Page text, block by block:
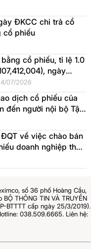
ĐKCC chi trả cổ
cổ phiếu
cổ phiếu, tỉ lệ 1.0
ngày
ngày thực hiện
07/2026
dịch cổ phiếu của
đến người nội bộ Tập
về việc chào bán
doanh nghiệp theo
số 36 phố Hoàng Cầu,
THÔNG TIN VÀ TRUYỀN
BTTTT cấp ngày 25/3/2019).
038.509.6665. Liên hệ: